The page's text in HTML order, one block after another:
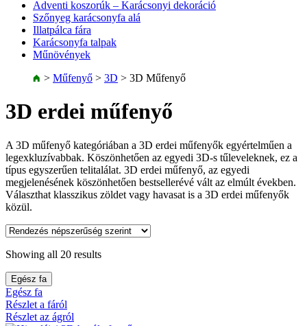
Adventi koszorúk – Karácsonyi dekoráció
Szőnyeg karácsonyfa alá
Illatpálca fára
Karácsonyfa talpak
Műnövények
> Műfenyő > 3D > 3D Műfenyő
3D erdei műfenyő
A 3D műfenyő kategóriában a 3D erdei műfenyők egyértelműen a
legexkluzívabbak. Köszönhetően az egyedi 3D-s tűleveleknek, ez a
típus egyszerűen telitalálat. 3D erdei műfenyő, az egyedi
megjelenésének köszönhetően bestsellerévé vált az elmúlt években.
Választhat klasszikus zöldet vagy havasat is a 3D erdei műfenyők
közül.
Showing all 20 results
Egész fa
Egész fa
Részlet a fáról
Részlet az ágról